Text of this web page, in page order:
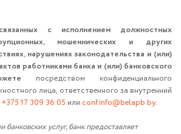
с исполнением должностных
мошеннических и других
нарушениях законодательства и (или)
работниками банка и (или) банковского
посредством конфиденциального
лица, ответственного за внутренний
+375 17 309 36 05 или conf.info@belapb.by.
услуг, банк предоставляет